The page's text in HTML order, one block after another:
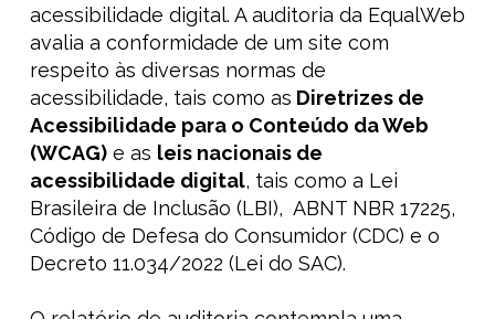
acessibilidade digital. A auditoria da EqualWeb
avalia a conformidade de um site com
respeito às diversas normas de
acessibilidade, tais como as Diretrizes de
Acessibilidade para o Conteúdo da Web
(WCAG) e as leis nacionais de
acessibilidade digital, tais como a Lei
Brasileira de Inclusão (LBI), ABNT NBR 17225,
Código de Defesa do Consumidor (CDC) e o
Decreto 11.034/2022 (Lei do SAC).